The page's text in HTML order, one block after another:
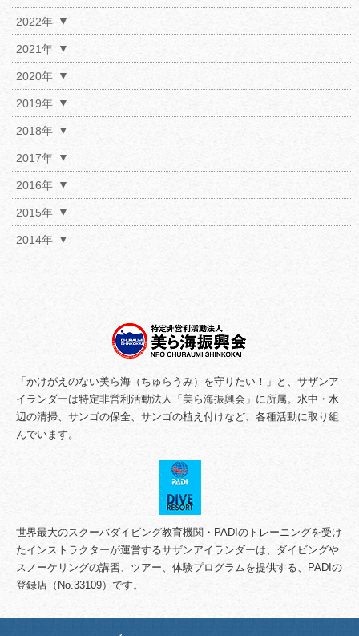
2022年
2021年
2020年
2019年
2018年
2017年
2016年
2015年
2014年
「かけがえのない美ら海（ちゅらうみ）を守りたい！」と、サザンア
イランダーは特定非営利活動法人「美ら海振興会」に所属。水中・水
辺の清掃、サンゴの保全、サンゴの植え付けなど、各種活動に取り組
んでいます。
世界最大のスクーバダイビング教育機関・PADIのトレーニングを受け
たインストラクターが運営するサザンアイランダーは、ダイビングや
スノーケリングの講習、ツアー、体験プログラムを提供する、PADIの
登録店（No.33109）です。